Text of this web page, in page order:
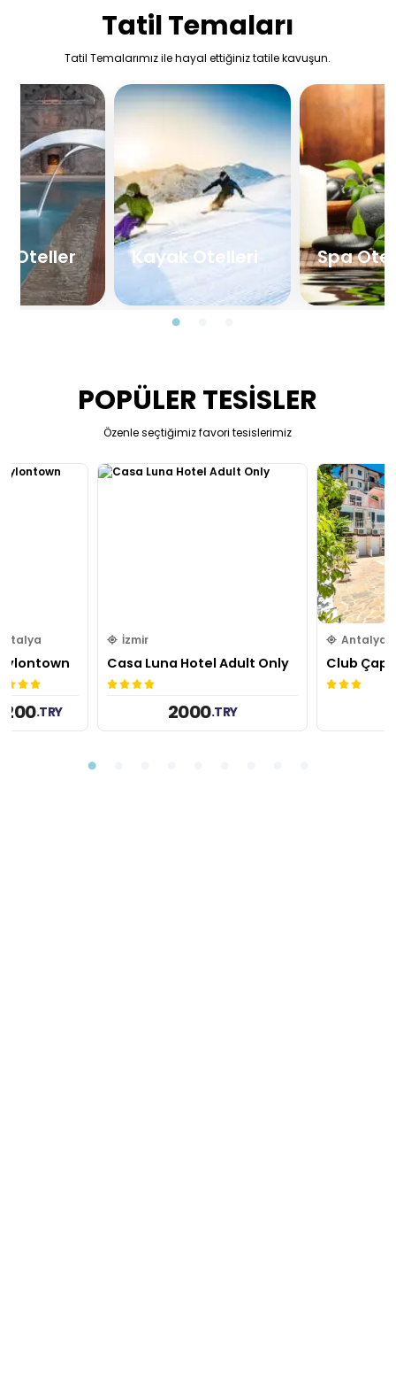
Tatil Temaları
Tatil Temalarımız ile hayal ettiğiniz tatile kavuşun.
Oteller Kayak Otelleri Spa
POPÜLER TESİSLER
Özenle seçtiğimiz favori tesislerimiz
.TRY
İzmir
Casa Luna Hotel Adult Only
2000.TRY
Antalya
Club